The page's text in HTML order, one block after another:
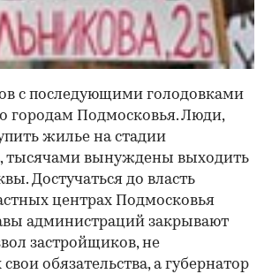
с последующими голодовками
городам Подмосковья. Люди,
жилье на стадии
тысячами вынуждены выходить
Достучаться до власть
центрах Подмосковья
администраций закрывают
застройщиков, не
обязательства, а губернатор